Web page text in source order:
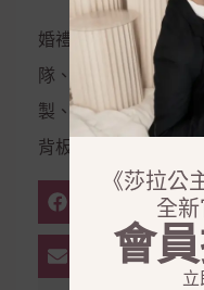
婚禮企劃、婚禮主持
隊、西服訂製、金飾
製、美甲、美睫、霧
背板、婚宴會館
《莎拉公
全新
會
立